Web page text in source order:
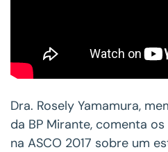
Dra. Rosely Yamamura,
da BP Mirante, comenta
na ASCO 2017 sobre um